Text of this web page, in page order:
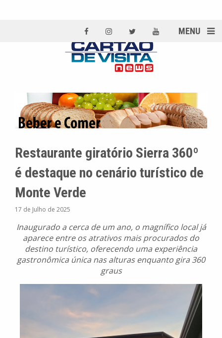
MENU
Restaurante giratório Sierra 360º
é destaque no cenário turístico de
Monte Verde
17 de Julho de 2025
Inaugurado a cerca de um ano, o magnífico local já
aparece entre os atrativos mais procurados do
destino turístico, oferecendo uma experiência
gastronômica única nas alturas enquanto gira 360
graus